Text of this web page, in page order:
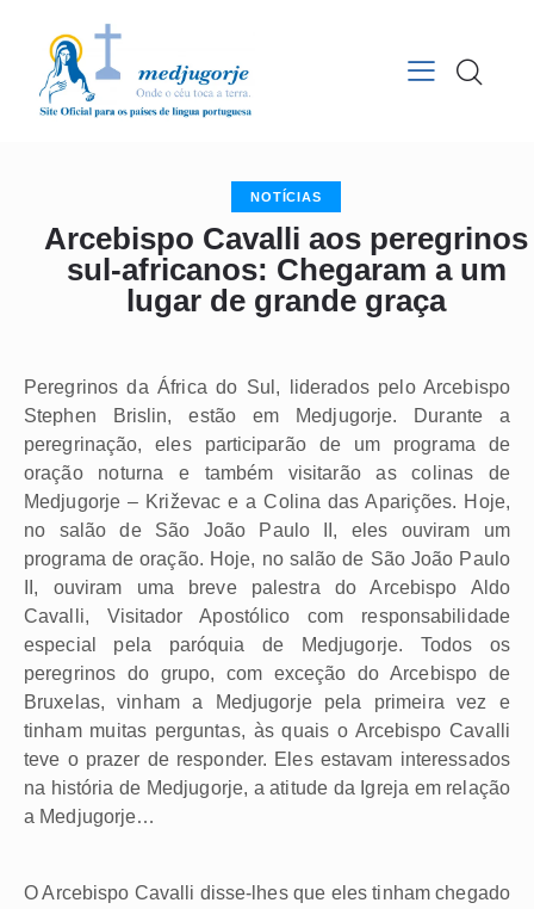
NOTÍCIAS
Arcebispo Cavalli aos peregrinos
sul-africanos: Chegaram a um
lugar de grande graça
Peregrinos da África do Sul, liderados pelo Arcebispo
Stephen Brislin, estão em Medjugorje. Durante a
peregrinação, eles participarão de um programa de
oração noturna e também visitarão as colinas de
Medjugorje – Križevac e a Colina das Aparições. Hoje,
no salão de São João Paulo II, eles ouviram um
programa de oração. Hoje, no salão de São João Paulo
II, ouviram uma breve palestra do Arcebispo Aldo
Cavalli, Visitador Apostólico com responsabilidade
especial pela paróquia de Medjugorje. Todos os
peregrinos do grupo, com exceção do Arcebispo de
Bruxelas, vinham a Medjugorje pela primeira vez e
tinham muitas perguntas, às quais o Arcebispo Cavalli
teve o prazer de responder. Eles estavam interessados
na história de Medjugorje, a atitude da Igreja em relação
a Medjugorje…
O Arcebispo Cavalli disse-lhes que eles tinham chegado